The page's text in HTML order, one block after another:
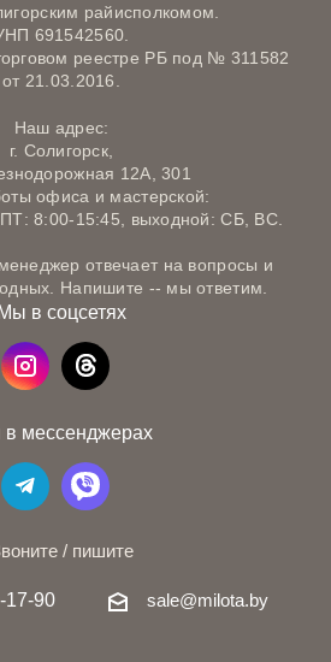
райисполкомом.
691542560.
реестре РБ под № 311582
от 21.03.2016.
Наш адрес:
г. Солигорск,
12А, 301
офиса и мастерской:
8:00-15:45, выходной: СБ, ВС.
отвечает на вопросы и
Напишите -- мы ответим.
в соцсетях
мессенджерах
/ пишите
17-90 sale@milota.by